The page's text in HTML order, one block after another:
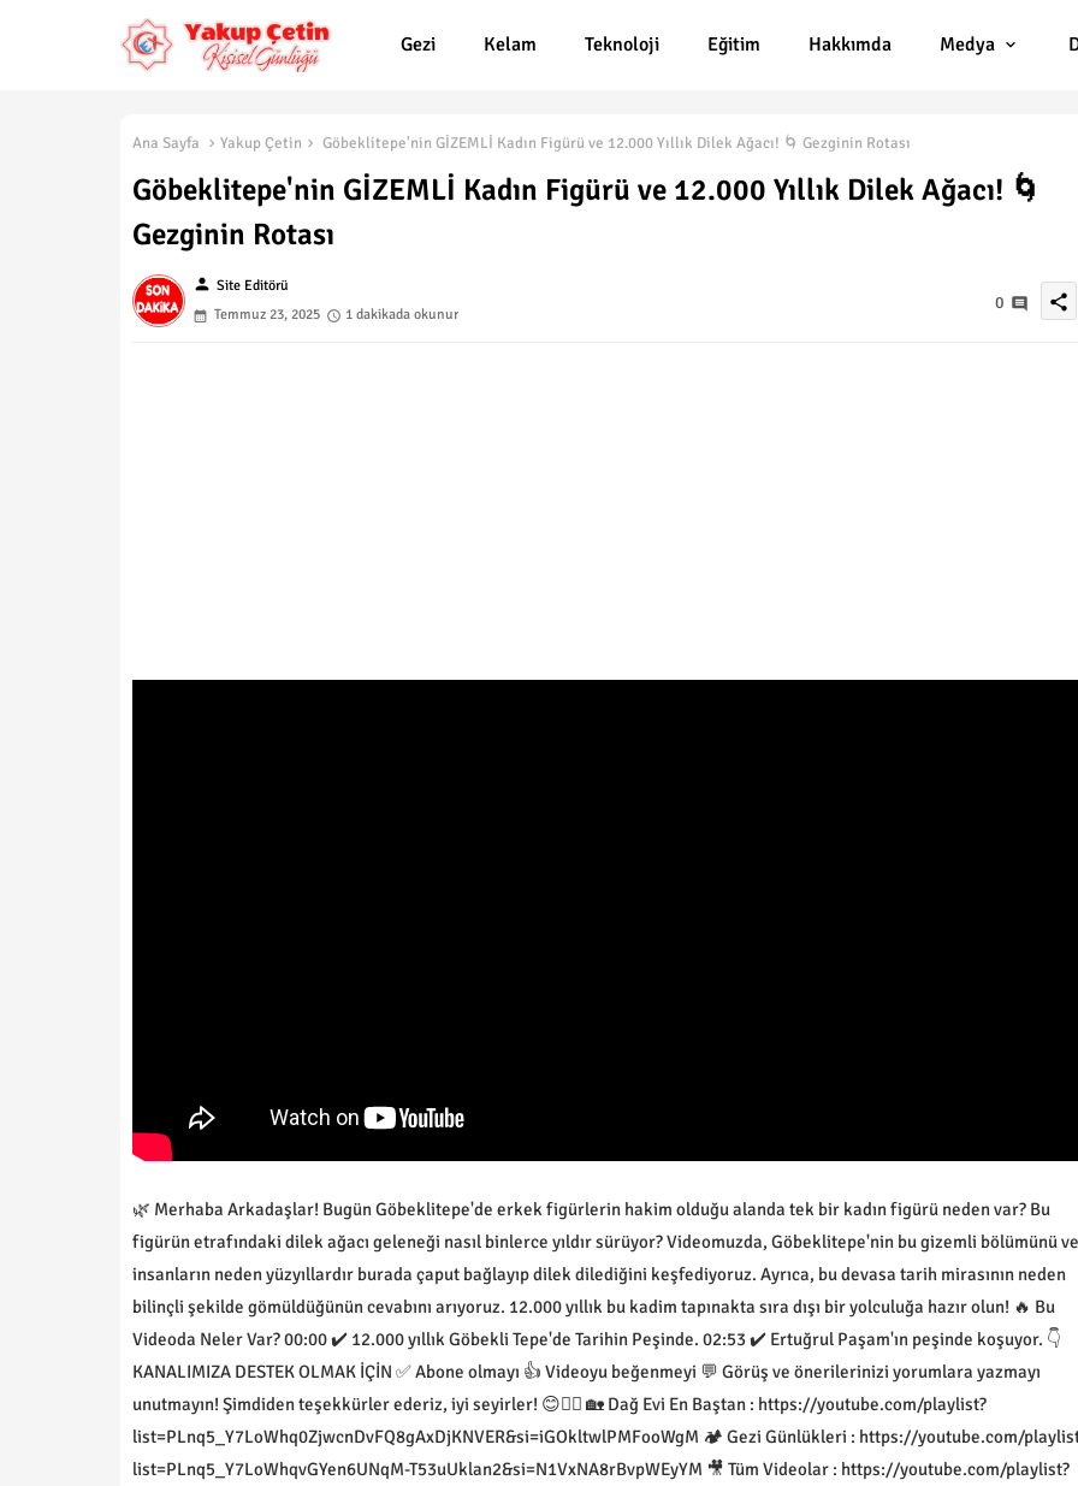
Gezi Kelam Teknoloji Eğitim Hakkımda Medya
Ana Sayfa Yakup Çetin Göbeklitepe'nin GİZEMLİ Kadın Figürü ve 12.000 Yıllık Dilek Ağacı! 🌀 Gezginin Rotası
Göbeklitepe'nin GİZEMLİ Kadın Figürü ve 12.000 Yıllık Dilek Ağacı! 🌀
Gezginin Rotası
person Site Editörü
Temmuz 23, 2025
1 dakikada okunur
0 share
🌿 Merhaba Arkadaşlar! Bugün Göbeklitepe'de erkek figürlerin hakim olduğu alanda tek bir kadın figürü neden var? Bu
figürün etrafındaki dilek ağacı geleneği nasıl binlerce yıldır sürüyor? Videomuzda, Göbeklitepe'nin bu gizemli bölümünü ve
insanların neden yüzyıllardır burada çaput bağlayıp dilek dilediğini keşfediyoruz. Ayrıca, bu devasa tarih mirasının neden
bilinçli şekilde gömüldüğünün cevabını arıyoruz. 12.000 yıllık bu kadim tapınakta sıra dışı bir yolculuğa hazır olun! 🔥 Bu
Videoda Neler Var? 00:00 ✔️ 12.000 yıllık Göbekli Tepe'de Tarihin Peşinde. 02:53 ✔️ Ertuğrul Paşam'ın peşinde koşuyor. 👇
KANALIMIZA DESTEK OLMAK İÇİN ✅ Abone olmayı 👍 Videoyu beğenmeyi 💬 Görüş ve önerilerinizi yorumlara yazmayı
unutmayın! Şimdiden teşekkürler ederiz, iyi seyirler! 😊🙋‍♂️ 🏡 Dağ Evi En Baştan : https://youtube.com/playlist?
list=PLnq5_Y7LoWhq0ZjwcnDvFQ8gAxDjKNVER&si=iGOkltwlPMFooWgM 🏕 Gezi Günlükleri : https://youtube.com/
list=PLnq5_Y7LoWhqvGYen6UNqM-T53uUklan2&si=N1VxNA8rBvpWEyYM 🎥 Tüm Videolar : https://youtube.com/playlist?